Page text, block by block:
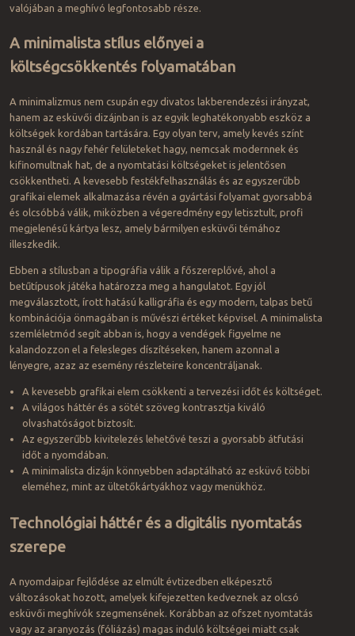
valójában a meghívó legfontosabb része.
A minimalista stílus előnyei a
költségcsökkentés folyamatában
A minimalizmus nem csupán egy divatos lakberendezési irányzat,
hanem az esküvői dizájnban is az egyik leghatékonyabb eszköz a
költségek kordában tartására. Egy olyan terv, amely kevés színt
használ és nagy fehér felületeket hagy, nemcsak modernnek és
kifinomultnak hat, de a nyomtatási költségeket is jelentősen
csökkentheti. A kevesebb festékfelhasználás és az egyszerűbb
grafikai elemek alkalmazása révén a gyártási folyamat gyorsabbá
és olcsóbbá válik, miközben a végeredmény egy letisztult, profi
megjelenésű kártya lesz, amely bármilyen esküvői témához
illeszkedik.
Ebben a stílusban a tipográfia válik a főszereplővé, ahol a
betűtípusok játéka határozza meg a hangulatot. Egy jól
megválasztott, írott hatású kalligráfia és egy modern, talpas betű
kombinációja önmagában is művészi értéket képvisel. A minimalista
szemléletmód segít abban is, hogy a vendégek figyelme ne
kalandozzon el a felesleges díszítéseken, hanem azonnal a
lényegre, azaz az esemény részleteire koncentráljanak.
A kevesebb grafikai elem csökkenti a tervezési időt és költséget.
A világos háttér és a sötét szöveg kontrasztja kiváló
olvashatóságot biztosít.
Az egyszerűbb kivitelezés lehetővé teszi a gyorsabb átfutási
időt a nyomdában.
A minimalista dizájn könnyebben adaptálható az esküvő többi
eleméhez, mint az ültetőkártyákhoz vagy menükhöz.
Technológiai háttér és a digitális nyomtatás
szerepe
A nyomdaipar fejlődése az elmúlt évtizedben elképesztő
változásokat hozott, amelyek kifejezetten kedveznek az olcsó
esküvői meghívók szegmensének. Korábban az ofszet nyomtatás
vagy az aranyozás (fóliázás) magas induló költségei miatt csak